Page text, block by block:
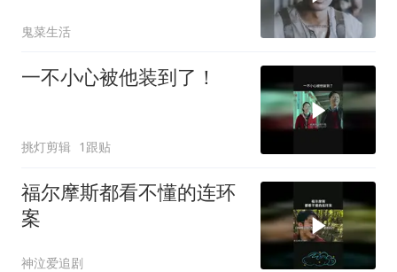
鬼菜生活
一不小心被他装到了！
挑灯剪辑 1跟贴
福尔摩斯都看不懂的连环
案
神泣爱追剧